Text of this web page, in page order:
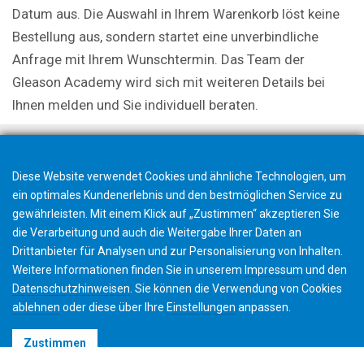
Datum aus. Die Auswahl in Ihrem Warenkorb löst keine
Bestellung aus, sondern startet eine unverbindliche
Anfrage mit Ihrem Wunschtermin. Das Team der
Gleason Academy wird sich mit weiteren Details bei
Ihnen melden und Sie individuell beraten.
Diese Website verwendet Cookies und ähnliche Technologien, um
ein optimales Kundenerlebnis und den bestmöglichen Service zu
gewährleisten. Mit einem Klick auf „Zustimmen“ akzeptieren Sie
die Verarbeitung und auch die Weitergabe Ihrer Daten an
Drittanbieter für Analysen und zur Personalisierung von Inhalten.
Weitere Informationen finden Sie in unserem Impressum und den
Datenschutzhinweisen . Sie können die Verwendung von Cookies
ablehnen oder diese über Ihre Einstellungen anpassen.
Zustimmen